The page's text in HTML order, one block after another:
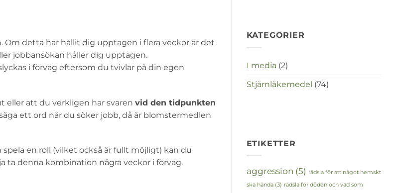
detta har hållit dig upptagen i flera veckor är det
jobbansökan håller dig upptagen.
i förväg eftersom du tvivlar på din egen
eller att du verkligen har svaren vid den tidpunkten
ett ord när du söker jobb, då är blomstermedlen
en roll (vilket också är fullt möjligt) kan du
ta denna kombination några veckor i förväg.
KATEGORIER
I media (2)
Stjärnläkemedel (74)
ETIKETTER
aggression (5) rädsla för att något hemskt
ska hända(3) rädsla för döden och vad som